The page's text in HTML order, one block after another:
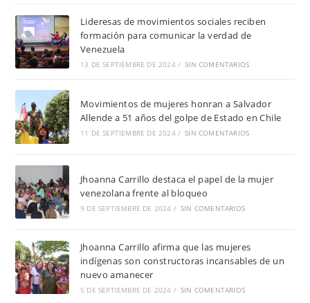
Lideresas de movimientos sociales reciben
formación para comunicar la verdad de
Venezuela
13 DE SEPTIEMBRE DE 2024 / SIN COMENTARIOS
Movimientos de mujeres honran a Salvador
Allende a 51 años del golpe de Estado en Chile
11 DE SEPTIEMBRE DE 2024 / SIN COMENTARIOS
Jhoanna Carrillo destaca el papel de la mujer
venezolana frente al bloqueo
9 DE SEPTIEMBRE DE 2024 / SIN COMENTARIOS
Jhoanna Carrillo afirma que las mujeres
indígenas son constructoras incansables de un
nuevo amanecer
5 DE SEPTIEMBRE DE 2024 / SIN COMENTARIOS